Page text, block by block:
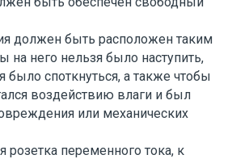
должен быть расположен таким
на него нельзя было наступить,
было споткнуться, а также чтобы
воздействию влаги и был
или механических
розетка переменного тока, к